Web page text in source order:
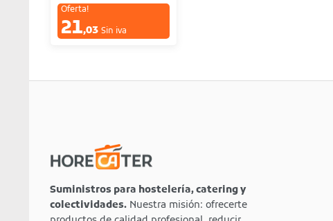
Oferta!
21,03 Sin iva
Suministros para hostelería, catering y
colectividades. Nuestra misión: ofrecerte